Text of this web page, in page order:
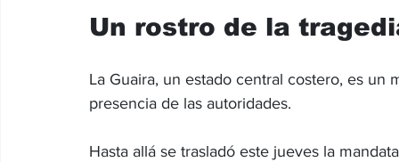
Un rostro de la
La Guaira, un estado central costero, es
presencia de las autoridades.
Hasta allá se trasladó este jueves la